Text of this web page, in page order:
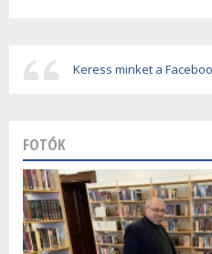
Keress minket a
FOTÓK